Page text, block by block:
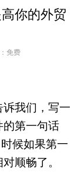
你的外贸
免费
我们，写一
的第一句话
候如果第一
顺畅了。